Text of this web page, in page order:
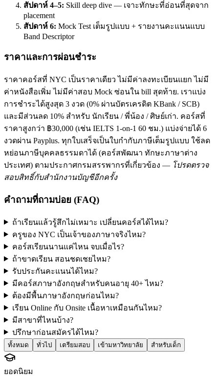
สัปดาห์ 4–5: Skill deep dive — เจาะทักษะที่อ่อนที่สุดจาก
placement
สัปดาห์ 6: Mock Test เต็มรูปแบบ + รายงานคะแนนแบบ
Band Descriptor
ราคาและการผ่อนชำระ
ราคาคอร์สที่ NYC เป็นราคาเดียว ไม่มีค่าลงทะเบียนแยก ไม่มี
ค่าหนังสือเพิ่ม ไม่มีค่าสอบ Mock ซ่อนใน bill สุดท้าย. เราแบ่ง
การชำระได้สูงสุด 3 งวด (0% ผ่านบัตรเครดิต KBank / SCB)
และมีส่วนลด 10% สำหรับ นักเรียน / พี่น้อง / ศิษย์เก่า. คอร์สที่
ราคาสูงกว่า ฿30,000 (เช่น IELTS 1-on-1 60 ชม.) แบ่งจ่ายได้ 6
งวดผ่าน Payplus. ทุกใบเสร็จเป็นใบกำกับภาษีเต็มรูปแบบ ใช้ลด
หย่อนภาษีบุคคลธรรมดาได้ (คอร์สพัฒนา ทักษะภาษาต่าง
ประเทศ) ตามประกาศกรมสรรพากรที่เกี่ยวข้อง — โปรดตรวจ
สอบสิทธิ์กับสำนักงานบัญชีอีกครั้ง
คำถามที่ถามบ่อย (FAQ)
ถ้าเรียนแล้วรู้สึกไม่เหมาะ เปลี่ยนคอร์สได้ไหม?
ครูของ NYC เป็นเจ้าของภาษาจริงไหม?
คอร์สเรียนนานแค่ไหน จบเมื่อไร?
ถ้าขาดเรียน สอนชดเชยไหม?
รับประกันคะแนนได้ไหม?
มีคอร์สภาษาอังกฤษสำหรับคนอายุ 40+ ไหม?
ต้องมีพื้นภาษาอังกฤษก่อนไหม?
เรียน Online กับ Onsite เนื้อหาเหมือนกันไหม?
มีสาขาที่ไหนบ้าง?
ปรึกษาก่อนสมัครได้ไหม?
ทั้งหมด ทั่วไป เตรียมสอบ เข้ามหาวิทยาลัย สำหรับเด็ก
ยอดนิยม